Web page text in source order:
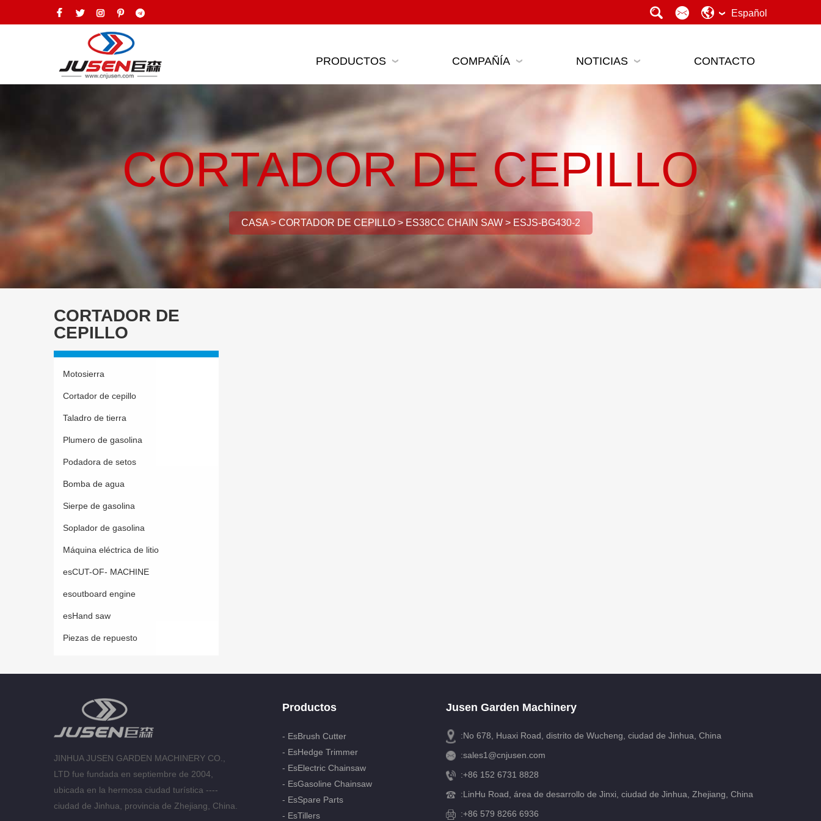
Español
PRODUCTOS COMPAÑÍA NOTICIAS CONTACTO
CORTADOR DE CEPILLO
CASA> CORTADOR DE CEPILLO> ES38CC CHAIN SAW> ESJS-BG430-2
CORTADOR DE
CEPILLO
Motosierra
Cortador de cepillo
Taladro de tierra
Plumero de gasolina
Podadora de setos
Bomba de agua
Sierpe de gasolina
Soplador de gasolina
Máquina eléctrica de litio
esCUT-OF- MACHINE
esoutboard engine
esHand saw
Piezas de repuesto
JINHUA JUSEN GARDEN MACHINERY CO.,
LTD fue fundada en septiembre de 2004,
ubicada en la hermosa ciudad turística ----
ciudad de Jinhua, provincia de Zhejiang, China.
Productos
- EsBrush Cutter
- EsHedge Trimmer
- EsElectric Chainsaw
- EsGasoline Chainsaw
- EsSpare Parts
- EsTillers
Jusen Garden Machinery
:No 678, Huaxi Road, distrito de Wucheng, ciudad de Jinhua, China
:sales1@cnjusen.com
:+86 152 6731 8828
:LinHu Road, área de desarrollo de Jinxi, ciudad de Jinhua, Zhejiang, China
:+86 579 8266 6936